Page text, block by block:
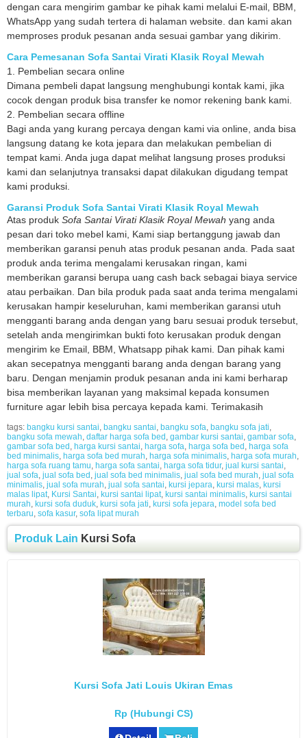
dengan cara mengirim gambar ke pihak kami melalui E-mail, BBM,
WhatsApp yang sudah tertera di halaman website. dan kami akan
memproses produk pesanan anda sesuai gambar yang dikirim.
Cara Pemesanan Sofa Santai Virati Klasik Royal Mewah
1. Pembelian secara online
Dimana pembeli dapat langsung menghubungi kontak kami, jika
cocok dengan produk bisa transfer ke nomor rekening bank kami.
2. Pembelian secara offline
Bagi anda yang kurang percaya dengan kami via online, anda bisa
langsung datang ke kota jepara dan melakukan pembelian di
tempat kami. Anda juga dapat melihat langsung proses produksi
kami dan selanjutnya transaksi dapat dilakukan digudang tempat
kami produksi.
Garansi Produk Sofa Santai Virati Klasik Royal Mewah
Atas produk Sofa Santai Virati Klasik Royal Mewah yang anda
pesan dari toko mebel kami, Kami siap bertanggung jawab dan
memberikan garansi penuh atas produk pesanan anda. Pada saat
produk anda terima mengalami kerusakan ringan, kami
memberikan garansi berupa uang cash back sebagai biaya service
atau perbaikan. Dan bila produk pada saat anda terima mengalami
kerusakan hampir keseluruhan, kami memberikan garansi utuh
mengganti barang anda dengan yang baru sesuai produk tersebut,
setelah anda mengirimkan bukti foto kerusakan produk dengan
mengirim ke Email, BBM, Whatsapp pihak kami. Dan pihak kami
akan secepatnya mengganti barang anda dengan barang yang
baru. Dengan menjamin produk pesanan anda ini kami berharap
bisa memberikan layanan yang maksimal kepada konsumen
furniture agar lebih bisa percaya kepada kami. Terimakasih
tags: bangku kursi santai bangku santai bangku sofa bangku sofa jati
bangku sofa mewah daftar harga sofa bed gambar kursi santai gambar sofa
gambar sofa bed harga kursi santai harga sofa harga sofa bed harga sofa
bed minimalis harga sofa bed murah harga sofa minimalis harga sofa murah
harga sofa ruang tamu harga sofa santai harga sofa tidur, jual kursi santai
jual sofa jual sofa bed jual sofa bed minimalis jual sofa bed murah jual sofa
minimalis jual sofa murah jual sofa santai kursi jepara kursi malas kursi
malas lipat Kursi Santai kursi santai lipat kursi santai minimalis kursi santai
murah kursi sofa duduk kursi sofa jati kursi sofa jepara model sofa bed
terbaru sofa kasur, sofa lipat murah
Produk Lain Kursi Sofa
Kursi Sofa Jati Louis Ukiran Emas
Rp (Hubungi CS)